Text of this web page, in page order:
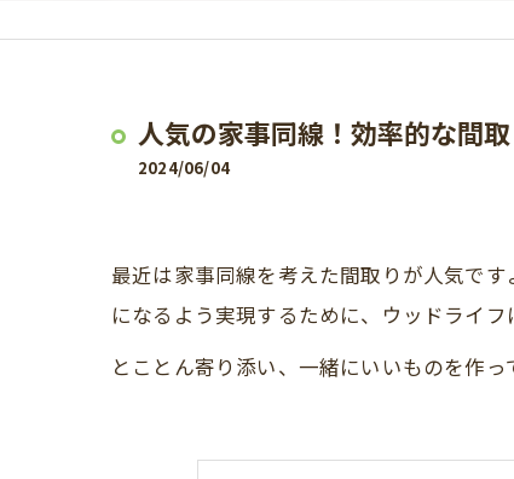
人気の家事同線！効率的な間
2024/06/04
最近は家事同線を考えた間取りが人気で
になるよう実現するために、ウッドライフ
とことん寄り添い、一緒にいいものを作っ